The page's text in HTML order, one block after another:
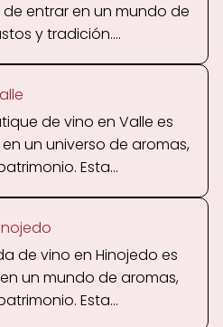
de entrar en un mundo de
y tradición....
de vino en Valle es
un universo de aromas,
Esta...
de vino en Hinojedo es
un mundo de aromas,
Esta...